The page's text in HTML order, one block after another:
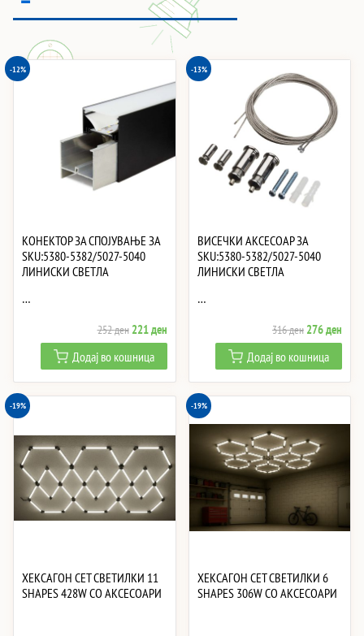
-12%
КОНЕКТОР ЗА СПОЈУВАЊЕ ЗА
SKU:5380-5382/5027-5040
ЛИНИСКИ СВЕТЛА
…
252ден Original
price
was:
252 ден.
221денCurrent
price
is:
221 ден.
Додај во кошница
-13%
ВИСЕЧКИ АКСЕСОАР ЗА
SKU:5380-5382/5027-5040
ЛИНИСКИ СВЕТЛА
…
316ден Original
price
was:
316 ден.
276ден
price
is:
276
Додај во кошница
-19%
ХЕКСАГОН СЕТ СВЕТИЛКИ 11
SHAPES 428W СО АКСЕСОАРИ
-19%
ХЕКСАГОН СЕТ СВЕТИЛКИ 6
SHAPES 306W СО АКСЕСОАРИ